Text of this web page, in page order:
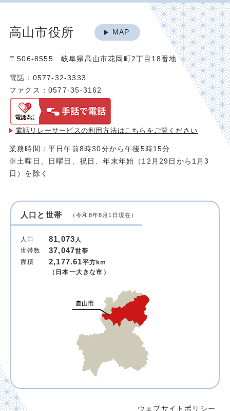
高山市役所 MAP
〒506-8555 岐阜県高山市花岡町2丁目18番地
電話：0577-32-3333
ファクス：0577-35-3162
電話リレーサービスの利用方法は こちらをご覧ください
業務時間：平日午前8時30分から午後5時15分
※土曜日、日曜日、祝日、年末年始（12月29日から1月3
日）を除く
人口と世帯 （令和8年8月1日現在）
人口 81,073人
世帯数
37,047世帯
面積
2,177.61平方km
（日本一大きな市）
ウェブサイトポリシー